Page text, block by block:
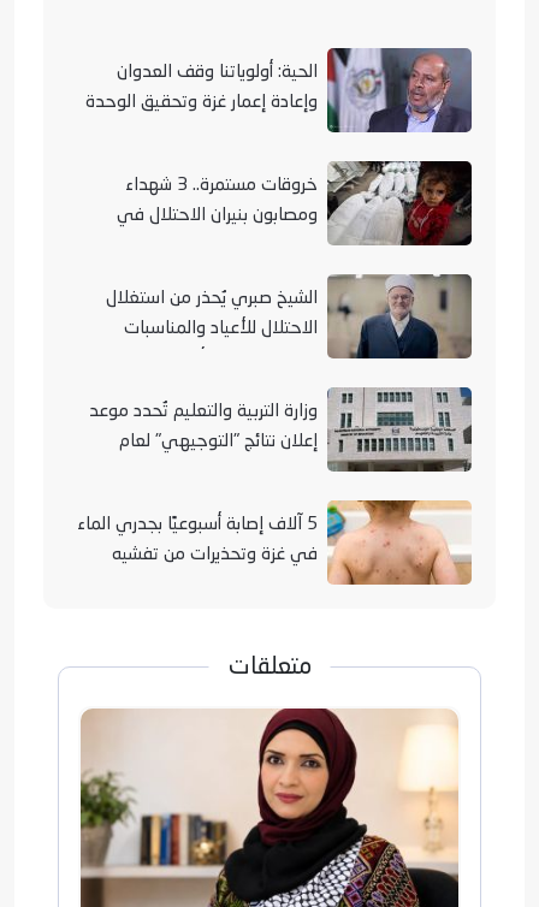
الحية: أولوياتنا وقف العدوان
وإعادة إعمار غزة وتحقيق الوحدة
خروقات مستمرة.. 3 شهداء
ومصابون بنيران الاحتلال في
الشيخ صبري يُحذر من استغلال
الاحتلال للأعياد والمناسبات
وزارة التربية والتعليم تُحدد موعد
إعلان نتائج "التوجيهي" لعام
5 آلاف إصابة أسبوعيًا بجدري الماء
في غزة وتحذيرات من تفشيه
متعلقات